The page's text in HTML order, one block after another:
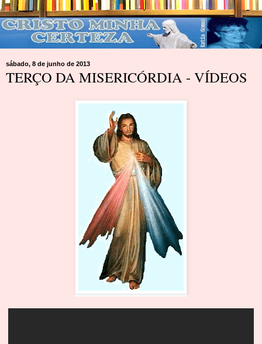
sábado, 8 de junho de 2013
TERÇO DA MISERICÓRDIA - VÍDEOS